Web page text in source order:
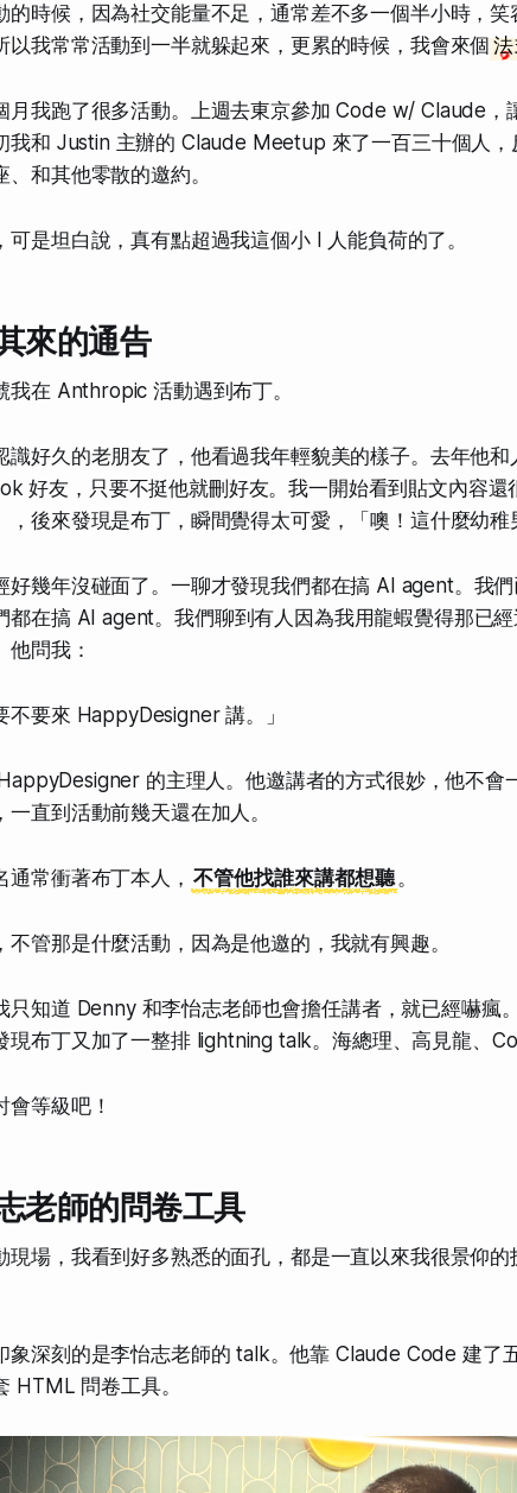
的時候，因為社交能量不足，通常差不多一個半小時，
以我常常活動到一半就躲起來，更累的時候，我會來個
月我跑了很多活動。上週去東京參加 Code w/ Claude
我和 Justin 主辦的 Claude Meetup 來了一百三十個人
、和其他零散的邀約。
可是坦白說，真有點超過我這個小 I 人能負荷的了。
來的通告
我在 Anthropic 活動遇到布丁。
識好久的老朋友了，他看過我年輕貌美的樣子。去年他
好友，只要不挺他就刪好友。我一開始看到貼文內容還
，後來發現是布丁，瞬間覺得太可愛，「噢！這什麼幼稚
好幾年沒碰面了。一聊才發現我們都在搞 AI agent。我
都在搞 AI agent。我們聊到有人因為我用龍蝦覺得那已
他問我：
不要來 HappyDesigner 講。」
的主理人。他邀講者的方式很妙，他不會
一直到活動前幾天還在加人。
通常衝著布丁本人， 不管他找誰來講都想聽。
不管那是什麼活動，因為是他邀的，我就有興趣。
只知道 Denny 和李怡志老師也會擔任講者，就已經嚇瘋
現布丁又加了一整排 lightning talk。海總理、高見龍、
會等級吧！
老師的問卷工具
現場，我看到好多熟悉的面孔，都是一直以來我很景仰
象深刻的是李怡志老師的 talk。他靠 Claude Code 建了
HTML 問卷工具。